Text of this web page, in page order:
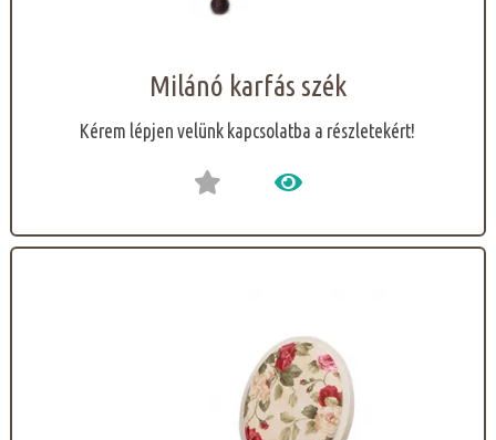
Milánó karfás szék
Kérem lépjen velünk kapcsolatba a részletekért!